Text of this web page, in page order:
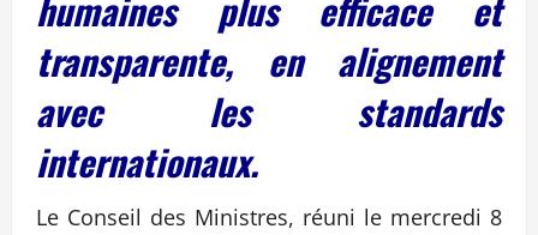
transparente, en alignement
avec les standards
internationaux.
Le Conseil des Ministres, réuni le mercredi 8